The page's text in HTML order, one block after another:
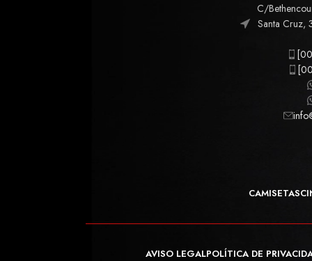
C/
Santa Cruz,
CAMISETAS
AVISO LEGALPOLÍTICA DE